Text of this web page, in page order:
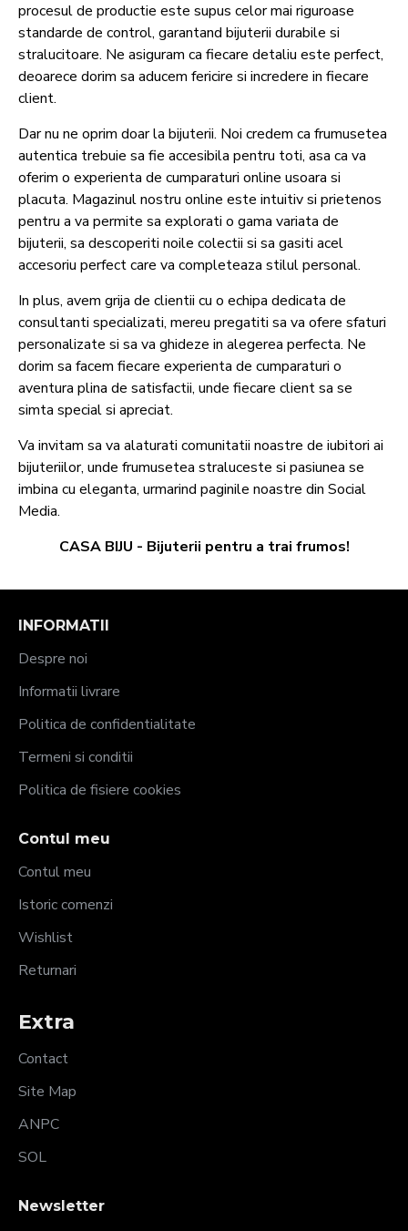
procesul de productie este supus celor mai riguroase
standarde de control, garantand bijuterii durabile si
stralucitoare. Ne asiguram ca fiecare detaliu este perfect,
deoarece dorim sa aducem fericire si incredere in fiecare
client.
Dar nu ne oprim doar la bijuterii. Noi credem ca frumusetea
autentica trebuie sa fie accesibila pentru toti, asa ca va
oferim o experienta de cumparaturi online usoara si
placuta. Magazinul nostru online este intuitiv si prietenos
pentru a va permite sa explorati o gama variata de
bijuterii, sa descoperiti noile colectii si sa gasiti acel
accesoriu perfect care va completeaza stilul personal.
In plus, avem grija de clientii cu o echipa dedicata de
consultanti specializati, mereu pregatiti sa va ofere sfaturi
personalizate si sa va ghideze in alegerea perfecta. Ne
dorim sa facem fiecare experienta de cumparaturi o
aventura plina de satisfactii, unde fiecare client sa se
simta special si apreciat.
Va invitam sa va alaturati comunitatii noastre de iubitori ai
bijuteriilor, unde frumusetea straluceste si pasiunea se
imbina cu eleganta, urmarind paginile noastre din Social
Media.
CASA BIJU - Bijuterii pentru a trai frumos!
INFORMATII
Despre noi
Informatii livrare
Politica de confidentialitate
Termeni si conditii
Politica de fisiere cookies
Contul meu
Contul meu
Istoric comenzi
Wishlist
Returnari
Extra
Contact
Site Map
ANPC
SOL
Newsletter